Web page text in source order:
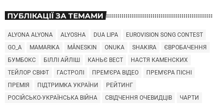
ПУБЛІКАЦІЇ ЗА ТЕМАМИ
ALYONA ALYONA ALYOSHA DUA LIPA
EUROVISION SONG CONTEST
GO_A
MAMARIKA MÅNESKIN ONUKA SHAKIRA
ЄВРОБАЧЕННЯ
БУМБОКС
БІЛЛІ АЙЛІШ КАНЬЄ ВЕСТ
НАСТЯ КАМЕНСКИХ
ТЕЙЛОР СВІФТ
ГАСТРОЛІ ПРЕМ'ЄРА ВІДЕО
ПРЕМ'ЄРА ПІСНІ
ПРЕМІЯ
ПІДТРИМКА УКРАЇНИ
РЕЙТИНГ
РОСІЙСЬКО-УКРАЇНСЬКА ВІЙНА
СВІДЧЕННЯ ОЧЕВИДЦІВ
ЧАРТИ